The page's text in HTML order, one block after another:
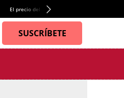
El precio del alquiler de vivienda baja por